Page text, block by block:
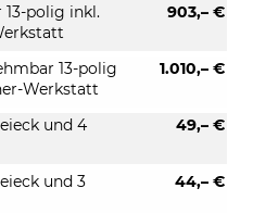
903,– €
polig inkl.
1.010,– €
13-polig
Werkstatt
49,– €
und 4
44,– €
und 3